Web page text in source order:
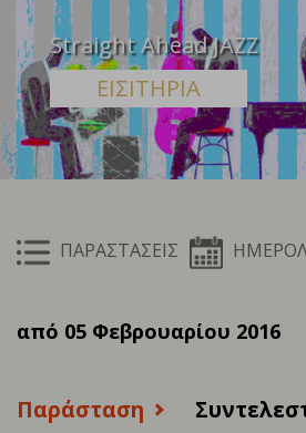
Straight Ahead JAZZ
ΕΙΣΙΤΗΡΙΑ
ΠΑΡΑΣΤΑΣΕΙΣ
από 05 Φεβρουαρίου 2016
Παράσταση